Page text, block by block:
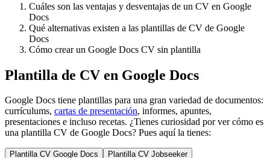
Cuáles son las ventajas y desventajas de un CV en Google
Docs
Qué alternativas existen a las plantillas de CV de Google
Docs
Cómo crear un Google Docs CV sin plantilla
Plantilla de CV en Google Docs
Google Docs tiene plantillas para una gran variedad de documentos:
currículums, cartas de presentación, informes, apuntes,
presentaciones e incluso recetas. ¿Tienes curiosidad por ver cómo es
una plantilla CV de Google Docs? Pues aquí la tienes:
Plantilla CV Google Docs Plantilla CV Jobseeker